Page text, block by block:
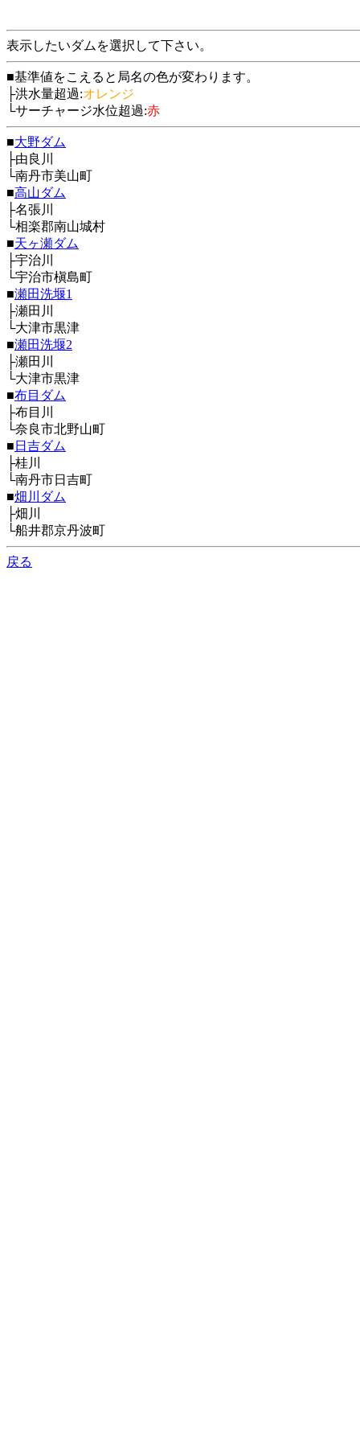
表示したいダムを選択して下さい。
■基準値をこえると局名の色が変わります。
├洪水量超過:オレンジ
└サーチャージ水位超過:赤
■大野ダム
├由良川
└南丹市美山町
■高山ダム
├名張川
└相楽郡南山城村
■天ヶ瀬ダム
├宇治川
└宇治市槇島町
■瀬田洗堰1
├瀬田川
└大津市黒津
■瀬田洗堰2
├瀬田川
└大津市黒津
■布目ダム
├布目川
└奈良市北野山町
■ 日吉ダム
├桂川
└南丹市日吉町
■畑川ダム
├畑川
└船井郡京丹波町
戻る